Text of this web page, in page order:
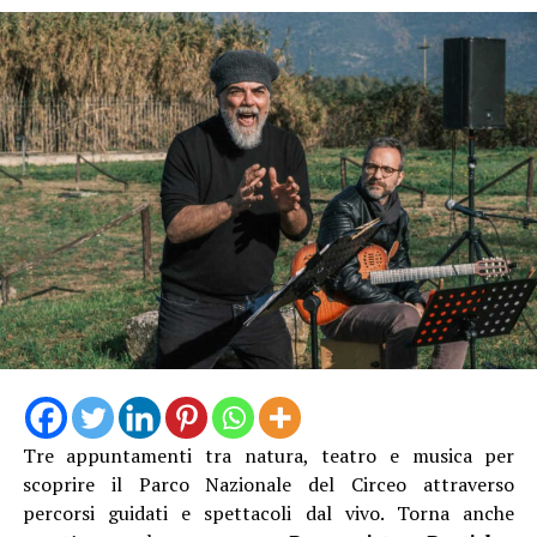
suggestivi come “La capitanessa de Romolan” su
trampoli, il Cantagallo Menestrello, i Saltafossum, la
Donna Corvo, i Corti teatrali della tradizione medievale,
il Cacciatore di topi, l’Araldo del borgo e il Mendicante
pellegrino.
Camminando nel borgo si incroceranno proposte
artistiche per tutti i gusti. Presso l’Infermeria dei
Tre appuntamenti tra natura, teatro e musica per
scoprire il Parco Nazionale del Circeo attraverso
percorsi guidati e spettacoli dal vivo. Torna anche